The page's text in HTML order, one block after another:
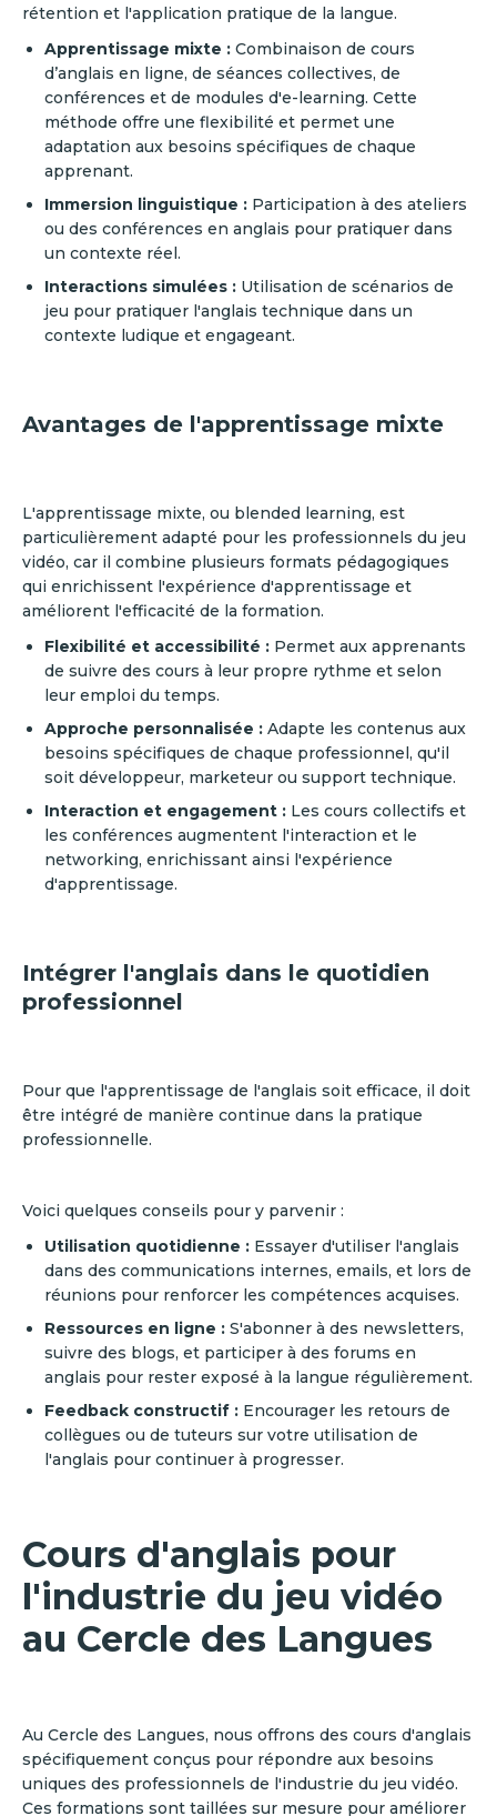
rétention et l'application pratique de la langue.
Apprentissage mixte : Combinaison de cours
d’anglais en ligne, de séances collectives, de
conférences et de modules d'e-learning. Cette
méthode offre une flexibilité et permet une
adaptation aux besoins spécifiques de chaque
apprenant.
Immersion linguistique : Participation à des ateliers
ou des conférences en anglais pour pratiquer dans
un contexte réel.
Interactions simulées : Utilisation de scénarios de
jeu pour pratiquer l'anglais technique dans un
contexte ludique et engageant.
Avantages de l'apprentissage mixte
L'apprentissage mixte, ou blended learning, est
particulièrement adapté pour les professionnels du jeu
vidéo, car il combine plusieurs formats pédagogiques
qui enrichissent l'expérience d'apprentissage et
améliorent l'efficacité de la formation.
Flexibilité et accessibilité : Permet aux apprenants
de suivre des cours à leur propre rythme et selon
leur emploi du temps.
Approche personnalisée : Adapte les contenus aux
besoins spécifiques de chaque professionnel, qu'il
soit développeur, marketeur ou support technique.
Interaction et engagement : Les cours collectifs et
les conférences augmentent l'interaction et le
networking, enrichissant ainsi l'expérience
d'apprentissage.
Intégrer l'anglais dans le quotidien
professionnel
Pour que l'apprentissage de l'anglais soit efficace, il doit
être intégré de manière continue dans la pratique
professionnelle.
Voici quelques conseils pour y parvenir :
Utilisation quotidienne : Essayer d'utiliser l'anglais
dans des communications internes, emails, et lors de
réunions pour renforcer les compétences acquises.
Ressources en ligne : S'abonner à des newsletters,
suivre des blogs, et participer à des forums en
anglais pour rester exposé à la langue régulièrement.
Feedback constructif : Encourager les retours de
collègues ou de tuteurs sur votre utilisation de
l'anglais pour continuer à progresser.
Cours d'anglais pour
l'industrie du jeu vidéo
au Cercle des Langues
Au Cercle des Langues, nous offrons des cours d'anglais
spécifiquement conçus pour répondre aux besoins
uniques des professionnels de l'industrie du jeu vidéo.
Ces formations sont taillées sur mesure pour améliorer